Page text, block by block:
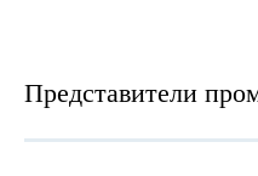
Представители